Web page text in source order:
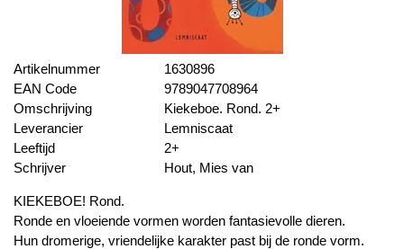
Artikelnummer
1630896
EAN Code
9789047708964
Omschrijving
Kiekeboe. Rond. 2+
Leverancier
Lemniscaat
Leeftijd
2+
Schrijver
Hout, Mies van
KIEKEBOE! Rond.
Ronde en vloeiende vormen worden fantasievolle dieren.
Hun dromerige, vriendelijke karakter past bij de ronde vorm.